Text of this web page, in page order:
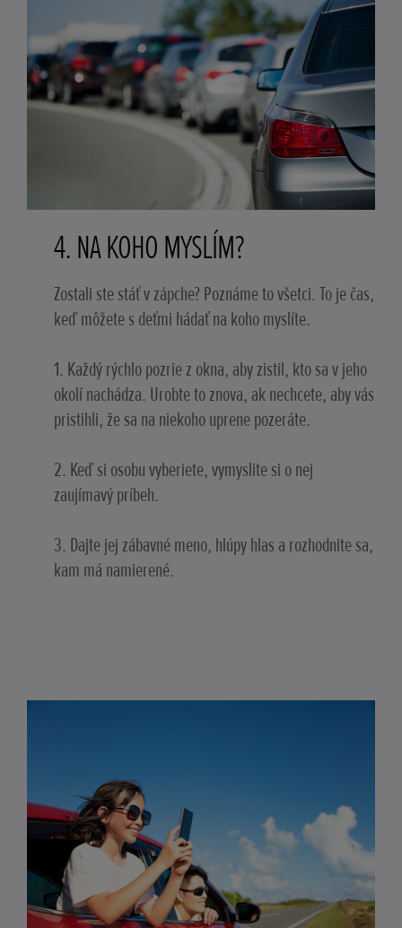
4. NA KOHO MYSLÍM?
Zostali ste stáť v zápche? Poznáme to všetci. To je čas,
keď môžete s deťmi hádať na koho myslíte.
1. Každý rýchlo pozrie z okna, aby zistil, kto sa v jeho
okolí nachádza. Urobte to znova, ak nechcete, aby vás
pristihli, že sa na niekoho uprene pozeráte.
2. Keď si osobu vyberiete, vymyslite si o nej
zaujímavý príbeh.
3. Dajte jej zábavné meno, hlúpy hlas a rozhodnite sa,
kam má namierené.